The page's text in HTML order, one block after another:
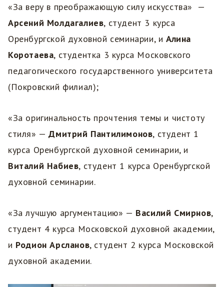
«За веру в преображающую силу искусства» —
Арсений Молдагалиев, студент 3 курса
Оренбургской духовной семинарии, иАлина
Коротаева, студентка 3 курса Московского
педагогического государственного университета
(Покровский филиал);
«За оригинальность прочтения темы и чистоту
стиля» —Дмитрий Пантилимонов, студент 1
курса Оренбургской духовной семинарии, и
Виталий Набиев, студент 1 курса Оренбургской
духовной семинарии.
«За лучшую аргументацию» — Василий Смирнов,
студент 4 курса Московской духовной академии,
и Родион Арсланов, студент 2 курса Московской
духовной академии.